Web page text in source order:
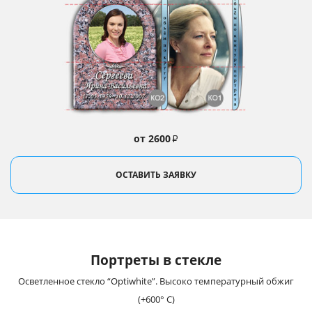
от 2600₽
ОСТАВИТЬ ЗАЯВКУ
Портреты в стекле
Осветленное стекло “Optiwhite”. Высоко температурный обжиг
(+600° С)